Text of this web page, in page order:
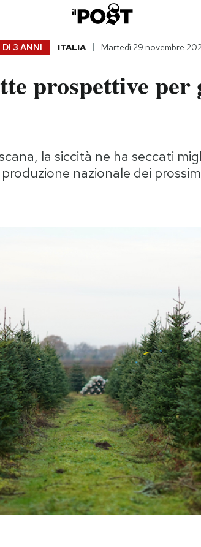
DI 3 ANNI ITALIA Martedì 29 novembre
prospettive
la siccità ne ha seccati
nazionale dei